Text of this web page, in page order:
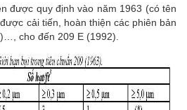
được quy định vào năm 1963 (có tên
cải tiến, hoàn thiện các phiên bản
cho đến 209 E (1992).